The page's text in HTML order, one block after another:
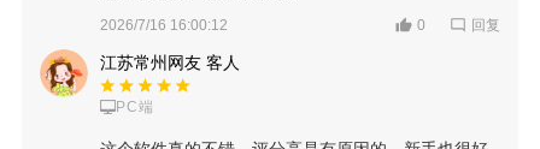
2026/7/16 16:00:12 0 回复
江苏常州网友 客人
PC端